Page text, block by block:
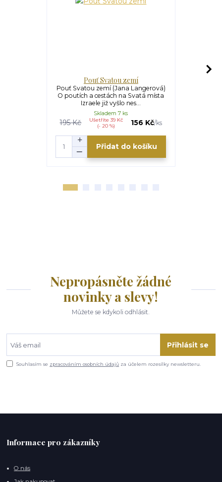
Pouť Svatou zemí
Pouť Svatou zemí (Jana Langerová)
O poutích a cestách na Svatá místa
Izraele již vyšlo nes...
195 Kč
Ušetříte 39 Kč
(- 20 %)
156 Kč/ks
Skladem 7 ks
Přidat do košíku
Nepropásněte žádné
novinky a slevy!
Můžete se kdykoli odhlásit.
Přihlásit se
Souhlasím se zpracováním osobních údajů za účelem rozesílky newsletteru.
Informace pro zákazníky
O nás